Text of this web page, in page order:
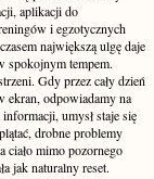
aplikacji do
i egzotycznych
największą ulgę daje
spokojnym tempem.
Gdy przez cały dzień
ekran, odpowiadamy na
umysł staje się
drobne problemy
ciało mimo pozornego
jak naturalny reset.